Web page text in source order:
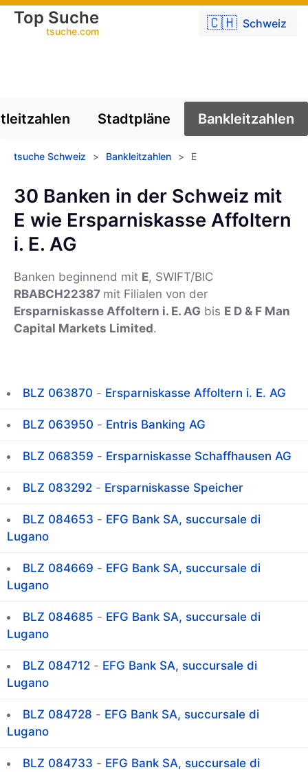
🇨🇭 Schweiz
Top Suche
tsuche.com
Stadtpläne Bankleitzahlen
tsuche Schweiz > Bankleitzahlen > E
30 Banken in der Schweiz mit
E wie Ersparniskasse Affoltern
i. E. AG
Banken beginnend mit E, SWIFT/BIC
RBABCH22387 mit Filialen von der
Ersparniskasse Affoltern i. E. AG bis E D & F Man
Capital Markets Limited.
BLZ 063870 - Ersparniskasse Affoltern i. E. AG
BLZ 063950 - Entris Banking AG
BLZ 068359 - Ersparniskasse Schaffhausen AG
BLZ 083292 - Ersparniskasse Speicher
BLZ 084653 - EFG Bank SA, succursale di
Lugano
BLZ 084669 - EFG Bank SA, succursale di
Lugano
BLZ 084685 - EFG Bank SA, succursale di
Lugano
BLZ 084712 - EFG Bank SA, succursale di
Lugano
BLZ 084728 - EFG Bank SA, succursale di
Lugano
BLZ 084733 - EFG Bank SA, succursale di